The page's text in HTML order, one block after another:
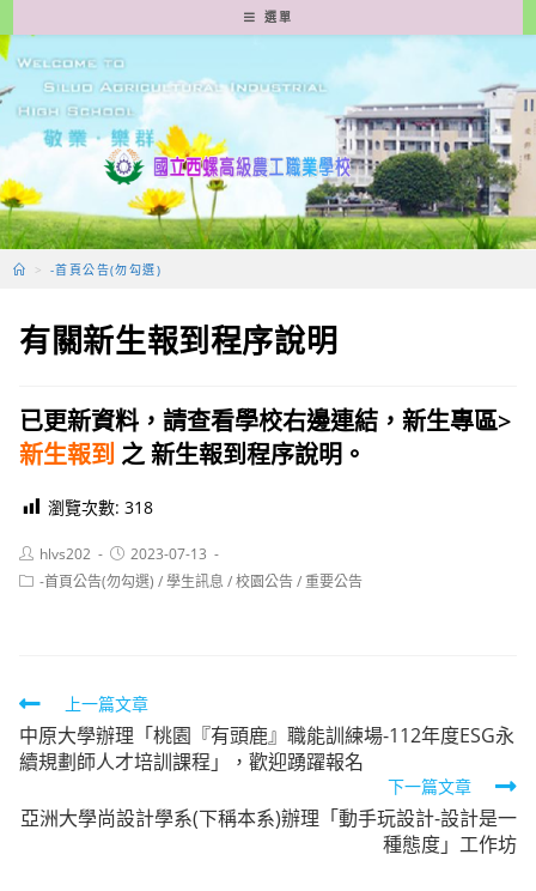
轉
至
要
容
選單
> -首頁公告(勿勾選)
有關新生報到程序說明
已更新資料，請查看學校右邊連結，新生專區>
新生報到 之 新生報到程序說明。
瀏覽次數: 318
Post
author:
hlvs202
Post
published:
2023-07-13
Post-首頁公告(勿勾選) /學生訊息 /校園公告/重要公告
Read
more
articles
上一篇文章
中原大學辦理「桃園『有頭鹿』職能訓練場-112年度ESG永
續規劃師人才培訓課程」，歡迎踴躍報名
下一篇文章
亞洲大學尚設計學系(下稱本系)辦理「動手玩設計-設計是一
種態度」工作坊